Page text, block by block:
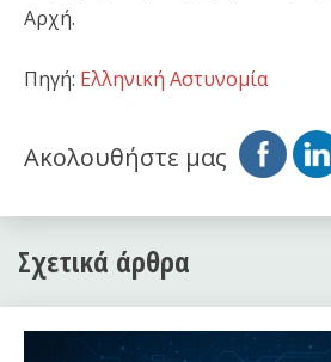
Αρχή.
Πηγή: Ελληνική Αστυνομία
Ακολουθήστε μας
Σχετικά άρθρα